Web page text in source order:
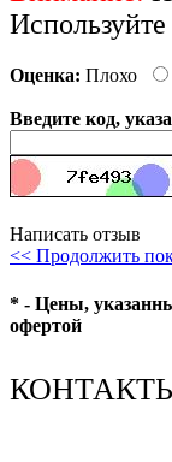
Оценка: Плохо
Введите код,
Написать отзыв
<< Продолжить
* - Цены,
офертой